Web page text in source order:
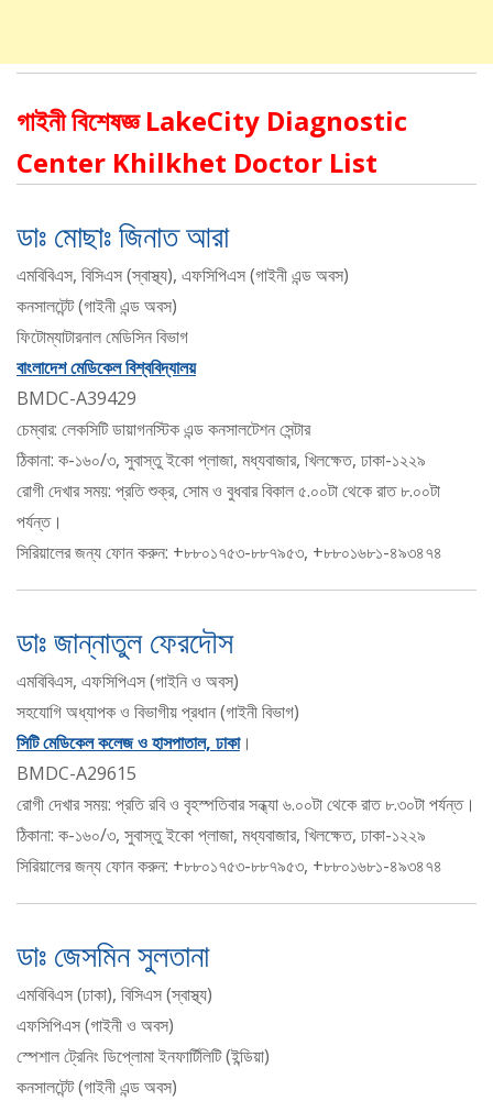
গাইনী বিশেষজ্ঞ LakeCity Diagnostic
Center Khilkhet Doctor List
ডাঃ মোছাঃ জিনাত আরা
এমবিবিএস, বিসিএস (স্বাস্থ্য), এফসিপিএস (গাইনী এন্ড অবস)
কনসালটেন্ট (গাইনী এন্ড অবস)
ফিটোম্যাটারনাল মেডিসিন বিভাগ
বাংলাদেশ মেডিকেল বিশ্ববিদ্যালয়
BMDC-A39429
চেম্বার: লেকসিটি ডায়াগনস্টিক এন্ড কনসালটেশন সেন্টার
ঠিকানা: ক-১৬০/৩, সুবাস্তু ইকো প্লাজা, মধ্যবাজার, খিলক্ষেত, ঢাকা-১২২৯
রোগী দেখার সময়: প্রতি শুক্র, সোম ও বুধবার বিকাল ৫.০০টা থেকে রাত ৮.০০টা
পর্যন্ত।
সিরিয়ালের জন্য ফোন করুন: +৮৮০১৭৫৩-৮৮৭৯৫৩, +৮৮০১৬৮১-৪৯৩৪৭৪
ডাঃ জান্নাতুল ফেরদৌস
এমবিবিএস, এফসিপিএস (গাইনি ও অবস্)
সহযোগি অধ্যাপক ও বিভাগীয় প্রধান (গাইনী বিভাগ)
সিটি মেডিকেল কলেজ ও হাসপাতাল, ঢাকা।
BMDC-A29615
রোগী দেখার সময়: প্রতি রবি ও বৃহস্পতিবার সন্ধ্যা ৬.০০টা থেকে রাত ৮.৩০টা পর্যন্ত।
ঠিকানা: ক-১৬০/৩, সুবাস্তু ইকো প্লাজা, মধ্যবাজার, খিলক্ষেত, ঢাকা-১২২৯
সিরিয়ালের জন্য ফোন করুন: +৮৮০১৭৫৩-৮৮৭৯৫৩, +৮৮০১৬৮১-৪৯৩৪৭৪
ডাঃ জেসমিন সুলতানা
এমবিবিএস (ঢাকা), বিসিএস (স্বাস্থ্য)
এফসিপিএস (গাইনী ও অবস)
স্পেশাল ট্রেনিং ডিপ্লোমা ইনফার্টিলিটি (ইন্ডিয়া)
কনসালটেন্ট (গাইনী এন্ড অবস)